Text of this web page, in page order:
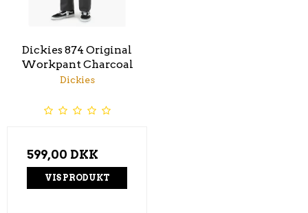
Dickies 874 Original
Workpant Charcoal
Dickies
599,00 DKK
VIS PRODUKT